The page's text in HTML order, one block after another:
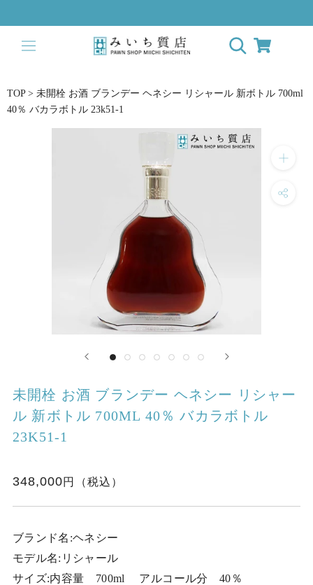
キ
て
TOP > 未開栓 お酒 ブランデー ヘネシー リシャール 新ボトル 700ml
40％ バカラボトル 23k51-1
未開栓 お酒 ブランデー ヘネシー リシャー
ル 新ボトル 700ML 40％ バカラボトル
23K51-1
348,000
ブランド名:ヘネシー
モデル名:リシャール
サイズ:内容量 700ml アルコール分 40％